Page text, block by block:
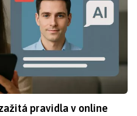
pravidla v online